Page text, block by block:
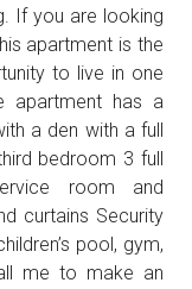
If you are looking
apartment is the
to live in one
apartment has a
a den with a full
bedroom 3 full
room and
curtains Security
pool, gym,
me to make an